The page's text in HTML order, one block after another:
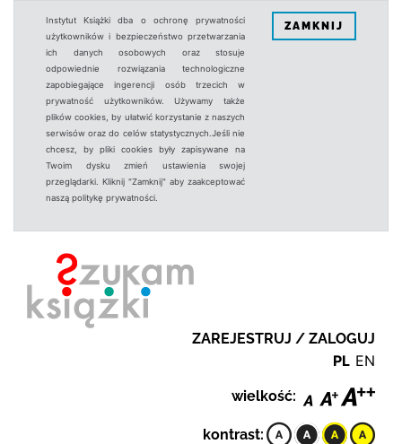
Instytut Książki dba o ochronę prywatności
użytkowników i bezpieczeństwo przetwarzania
ich danych osobowych oraz stosuje
odpowiednie rozwiązania technologiczne
zapobiegające ingerencji osób trzecich w
prywatność użytkowników. Używamy także
plików cookies, by ułatwić korzystanie z naszych
serwisów oraz do celów statystycznych.Jeśli nie
chcesz, by pliki cookies były zapisywane na
Twoim dysku zmień ustawienia swojej
przeglądarki. Kliknij "Zamknij" aby zaakceptować
naszą politykę prywatności.
ZAMKNIJ
ZAREJESTRUJ / ZALOGUJ
PL EN
wielkość:
kontrast: